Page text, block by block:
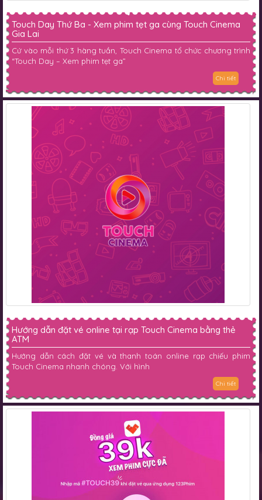
Touch Day Thứ Ba - Xem phim tẹt ga cùng Touch Cinema
Gia Lai
Cứ vào mỗi thứ 3 hàng tuần, Touch Cinema tổ chức chương trình
“Touch Day – Xem phim tẹt ga”
Chi tiết
Hướng dẫn đặt vé online tại rạp Touch Cinema bằng thẻ
ATM
Hướng dẫn cách đặt vé và thanh toán online rạp chiếu phim
Touch Cinema nhanh chóng. Với hình
Chi tiết